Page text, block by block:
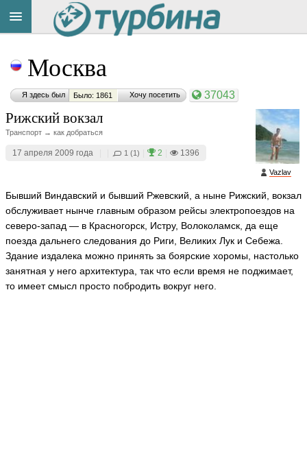
Москва
Я здесь был Было: 1861 Хочу посетить 37043
Vazlav
Рижский вокзал
Транспорт → как добраться
17 апреля 2009 года 1 (1) 2 1396
Бывший Виндавский и бывший Ржевский, а ныне Рижский, вокзал
обслуживает нынче главным образом рейсы электропоездов на
северо-запад — в Красногорск, Истру, Волоколамск, да еще
поезда дальнего следования до Риги, Великих Лук и Себежа.
Здание издалека можно принять за боярские хоромы, настолько
занятная у него архитектура, так что если время не поджимает,
то имеет смысл просто побродить вокруг него.
на
сайте: